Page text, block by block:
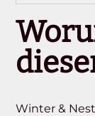
Winter &